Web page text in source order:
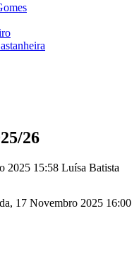
26
2025 15:58 Luísa Batista
17 Novembro 2025 16:00